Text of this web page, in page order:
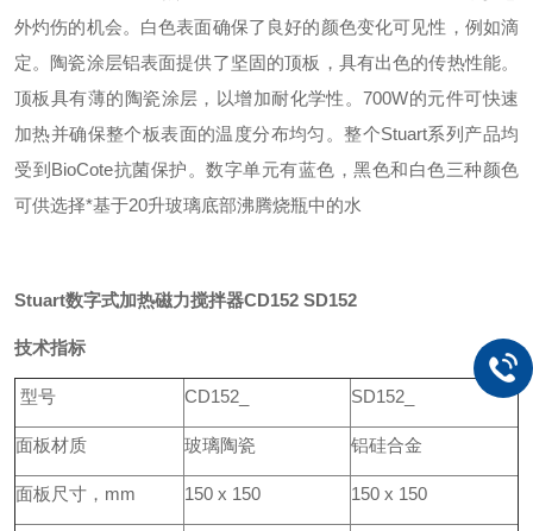
外灼伤的机会。白色表面确保了良好的颜色变化可见性，例如滴
定。 陶瓷涂层铝表面提供了坚固的顶板，具有出色的传热性能。
顶板具有薄的陶瓷涂层，以增加耐化学性。700W的元件可快速
加热并确保整个板表面的温度分布均匀。整个Stuart系列产品均
受到BioCote抗菌保护。 数字单元有蓝色，黑色和白色三种颜色
可供选择*基于20升玻璃底部沸腾烧瓶中的水
Stuart数字式加热磁力搅拌器CD152 SD152
技术指标
型号 CD152_ SD152_
面板材质 玻璃陶瓷 铝硅合金
面板尺寸，mm 150 x 150 150 x 150